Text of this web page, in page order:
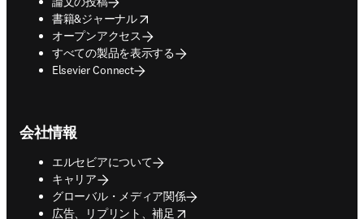
書籍&ジャーナル
opens in new tab/window
オープンアクセス
すべての製品を表示する
Elsevier Connect
会社情報
エルセビアについて
キャリア
グローバル・メディア関係
広告、リプリント、補足
opens in new tab/window